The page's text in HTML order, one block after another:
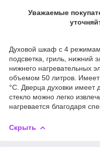
Уважаемые
Духовой шкаф с 4
подсветка, гриль, нижний
нижнего нагревательных
объемом 50 литров.
°C. Дверца духовки имеет
стекло можно легко
нагревается благодаря
Скрыть